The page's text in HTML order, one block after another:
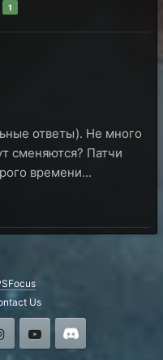
1
ответы). Не много
сменяются? Патчи
времени...
Us
InstagramYoutube